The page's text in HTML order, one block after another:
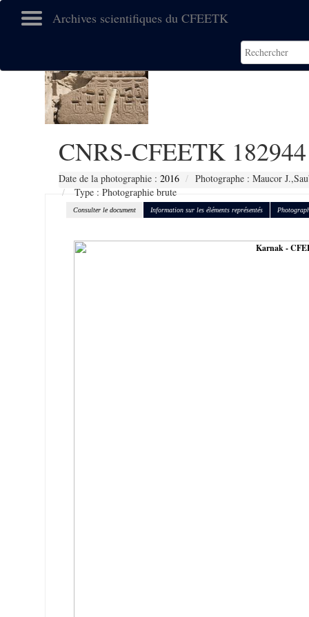
Archives scientifiques du CFEETK
CNRS-CFEETK 182944
Date de la photographie : 2016
Photographe : Maucor
Type : Photographie brute
Consulter le document Information sur les éléments représentés